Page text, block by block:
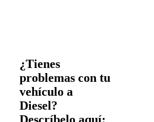
¿Tienes
problemas con tu
vehículo a
Diesel?
Descríbelo aquí: